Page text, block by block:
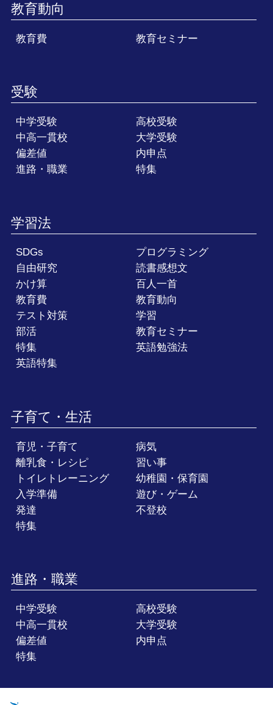
教育動向
教育費 教育セミナー
受験
中学受験
高校受験
中高一貫校
大学受験
偏差値
内申点
進路・職業
特集
学習法
SDGs
プログラミング
自由研究
読書感想文
かけ算
百人一首
教育費
教育動向
テスト対策
学習
部活
教育セミナー
特集
英語勉強法
英語特集
子育て・生活
育児・子育て
病気
離乳食・レシピ
習い事
トイレトレーニング
幼稚園・保育園
入学準備
遊び・ゲーム
発達
不登校
特集
進路・職業
中学受験
高校受験
中高一貫校
大学受験
偏差値
内申点
特集